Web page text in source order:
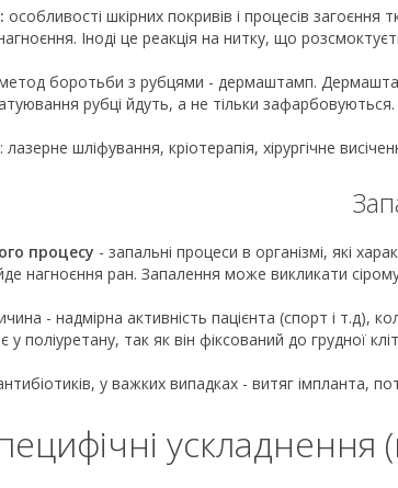
особливості шкірних покривів і процесів
Іноді це реакція на нитку, що
боротьби з рубцями - дермаштамп.
рубці йдуть, а не тільки зафарбовуються.
шліфування, кріотерапія, хіpypгічне
процесу - запальні процеси в організмі, які
нагноєння ран. Запалення може викликати
- надмірна активність пацієнта (спорт і т.д),
поліуретану, так як він фіксований до грудної
у важких випадках - витяг імпланта,
ускладнення